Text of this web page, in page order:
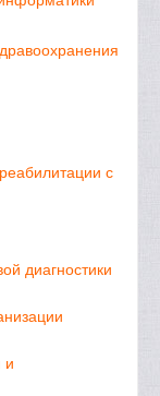
с
диагностики
и